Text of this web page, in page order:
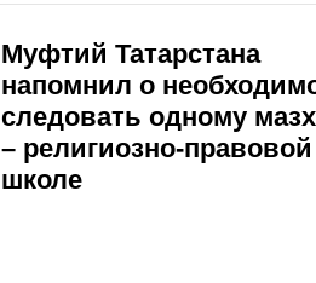
Муфтий Татарстана
напомнил о
следовать одному
– религиозно-правовой
школе